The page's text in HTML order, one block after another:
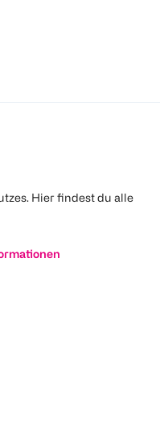
Hier findest du alle